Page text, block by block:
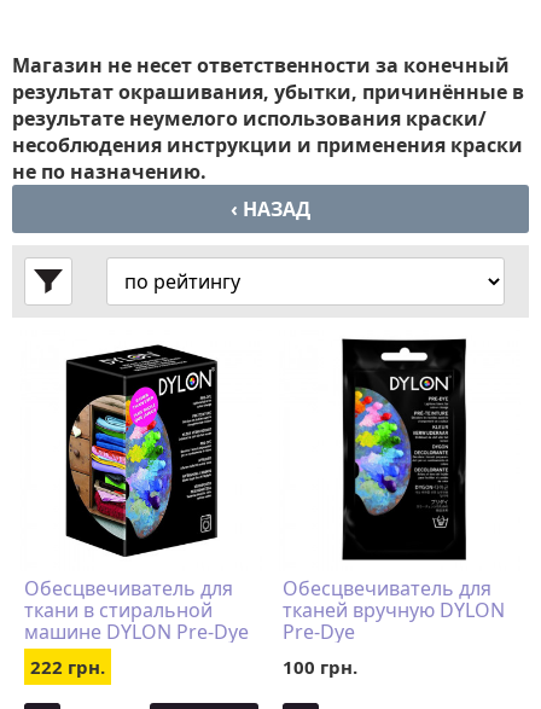
Магазин не несет ответственности за конечный
результат окрашивания, убытки, причинённые в
результате неумелого использования краски/
несоблюдения инструкции и применения краски
не по назначению.
‹ НАЗАД
Обесцвечиватель для
ткани в стиральной
машине DYLON Pre-Dye
222 грн.
Обесцвечиватель для
тканей вручную DYLON
Pre-Dye
100 грн.